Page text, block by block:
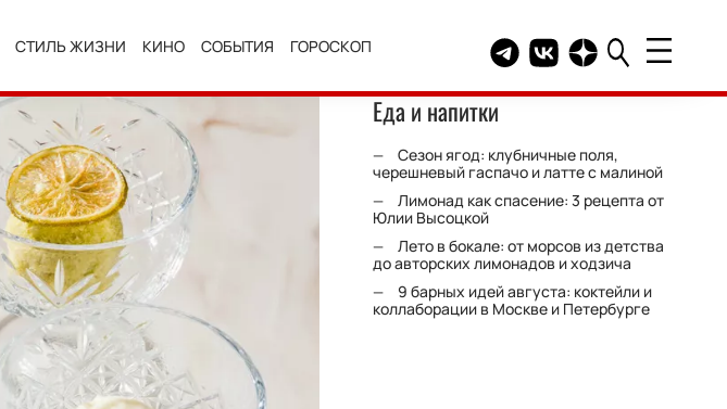
СТИЛЬ ЖИЗНИ КИНО СОБЫТИЯ ГОРОСКОП Telegram канал HELLO
Группа HELLO
Канал HELLO в
Еда и напитки
Сезон ягод: клубничные поля,
черешневый гаспачо и латте с малиной
Лимонад как спасение: 3 рецепта от
Юлии Высоцкой
Лето в бокале: от морсов из детства
до авторских лимонадов и ходзича
9 барных идей августа: коктейли и
коллаборации в Москве и Петербурге